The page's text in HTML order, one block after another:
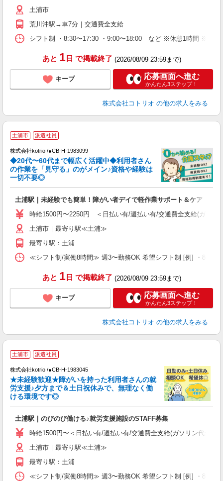
土浦市
荒川沖駅→車7分｜交通費全支給
シフト制 ・8:30〜17:30 ・9:00〜18:00 など ※休憩1時間 ※週3
あと 1日 で掲載終了 (2026/08/09 23:59まで)
キープ 応募画面へ進む
かんたん3ステップ！
株式会社コトリオ の他の求人をみる
土浦市 派遣社員
株式会社kotrio /●CB-H-1983099
◆20代〜60代まで幅広く活躍中◆利用者さん
の作業を「見守る」のがメイン♪資格や経験は
一切不要◎
土浦駅｜未経験でも簡単！障がい者デイで軽作業サポート＆ケア
時給1500円〜2250円 ＜日払い有/週払い有/交通費全支給(ガソリ
土浦市｜最寄り駅≪土浦≫
最寄り駅：土浦
≪シフト制/実働8時間≫ 週3〜勤務OK 希望シフト制 [例] ・8:00
あと 1日 で掲載終了 (2026/08/09 23:59まで)
キープ 応募画面へ進む
かんたん3ステップ！
株式会社コトリオ の他の求人をみる
土浦市 派遣社員
株式会社kotrio /●CB-H-1983045
★未経験歓迎★障がいを持った利用者さんの就
労支援♪夕方まで＆土日祝休みで、無理なく働
ける環境です◎
土浦駅｜のびのび働ける♪就労支援施設のSTAFF募集
時給1500円〜＜日払い有/週払い有/交通費全支給(ガソリン代含む)
土浦市｜最寄り駅≪土浦≫
最寄り駅：土浦
≪シフト制/実働8時間≫ 週3〜勤務OK 希望シフト制 [例] ・8:00